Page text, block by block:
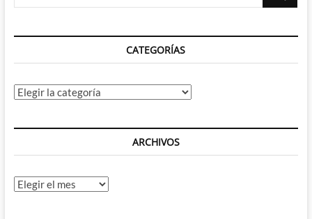
CATEGORÍAS
Categorías
ARCHIVOS
Archivos